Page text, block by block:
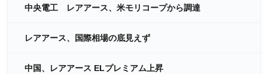
中央電工 レアアース、米モリコープから調達
レアアース、国際相場の底見えず
中国、レアアース ELプレミアム上昇